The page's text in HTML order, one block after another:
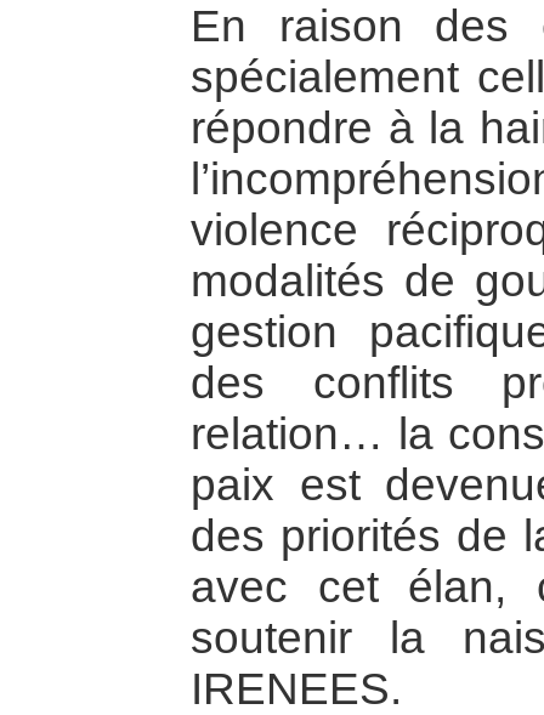
En raison des
spécialement
répondre à la
violence
modalités de
gestion
des conflits
relation… la
paix est
des priorités de
avec cet élan,
soutenir la
IRENEES.